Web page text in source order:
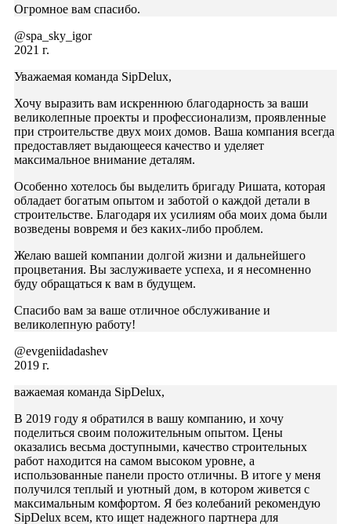
Огромное вам спасибо.
@spa_sky_igor
2021 г.
Уважаемая команда SipDelux,
Хочу выразить вам искреннюю благодарность за ваши
великолепные проекты и профессионализм, проявленные
при строительстве двух моих домов. Ваша компания всегда
предоставляет выдающееся качество и уделяет
максимальное внимание деталям.
Особенно хотелось бы выделить бригаду Ришата, которая
обладает богатым опытом и заботой о каждой детали в
строительстве. Благодаря их усилиям оба моих дома были
возведены вовремя и без каких-либо проблем.
Желаю вашей компании долгой жизни и дальнейшего
процветания. Вы заслуживаете успеха, и я несомненно
буду обращаться к вам в будущем.
Спасибо вам за ваше отличное обслуживание и
великолепную работу!
@evgeniidadashev
2019 г.
важаемая команда SipDelux,
В 2019 году я обратился в вашу компанию, и хочу
поделиться своим положительным опытом. Цены
оказались весьма доступными, качество строительных
работ находится на самом высоком уровне, а
использованные панели просто отличны. В итоге у меня
получился теплый и уютный дом, в котором живется с
максимальным комфортом. Я без колебаний рекомендую
SipDelux всем, кто ищет надежного партнера для